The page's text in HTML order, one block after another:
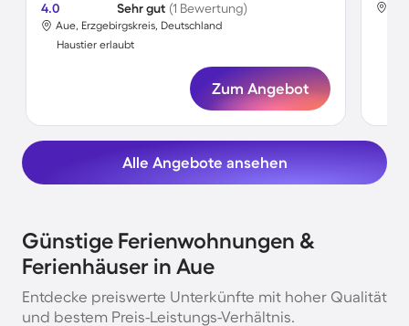
4.0 Sehr gut (1 Bewertung)
Aue, Erzgebirgskreis, Deutschland
Haustier erlaubt
Zum Angebot
Alle Angebote ansehen
Günstige Ferienwohnungen &
Ferienhäuser in Aue
Entdecke preiswerte Unterkünfte mit hoher Qualität
und bestem Preis-Leistungs-Verhältnis.